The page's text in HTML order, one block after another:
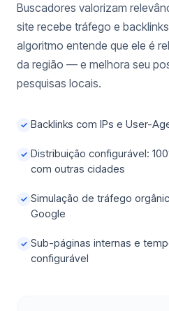
Buscadores valorizam
site recebe tráfego e
algoritmo entende que ele é
da região — e melhora seu
pesquisas locais.
✓ Backlinks com IPs e User-
✓ Distribuição configurável:
com outras cidades
✓ Simulação de tráfego
Google
✓ Sub-páginas internas e
configurável